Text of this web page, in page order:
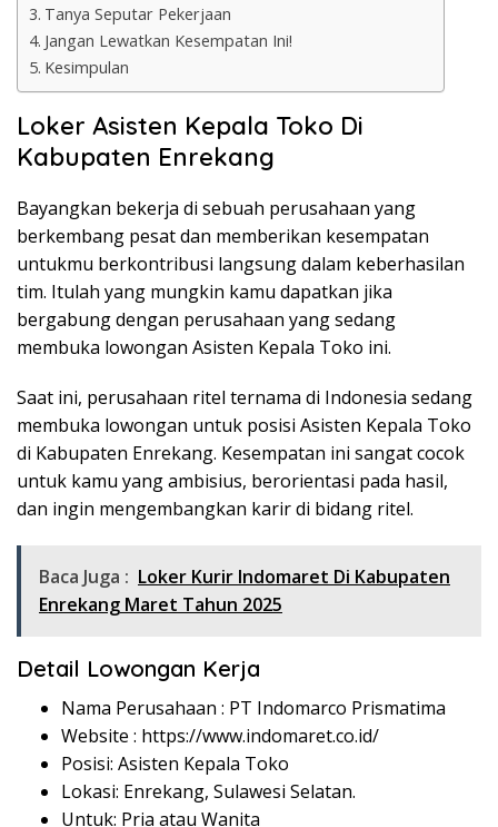
Tanya Seputar Pekerjaan
Jangan Lewatkan Kesempatan Ini!
Kesimpulan
Loker Asisten Kepala Toko Di
Kabupaten Enrekang
Bayangkan bekerja di sebuah perusahaan yang
berkembang pesat dan memberikan kesempatan
untukmu berkontribusi langsung dalam keberhasilan
tim. Itulah yang mungkin kamu dapatkan jika
bergabung dengan perusahaan yang sedang
membuka lowongan Asisten Kepala Toko ini.
Saat ini, perusahaan ritel ternama di Indonesia sedang
membuka lowongan untuk posisi Asisten Kepala Toko
di Kabupaten Enrekang. Kesempatan ini sangat cocok
untuk kamu yang ambisius, berorientasi pada hasil,
dan ingin mengembangkan karir di bidang ritel.
Baca Juga : Loker Kurir Indomaret Di Kabupaten
Enrekang Maret Tahun 2025
Detail Lowongan Kerja
Nama Perusahaan : PT Indomarco Prismatima
Website : https://www.indomaret.co.id/
Posisi: Asisten Kepala Toko
Lokasi: Enrekang, Sulawesi Selatan.
Untuk: Pria atau Wanita